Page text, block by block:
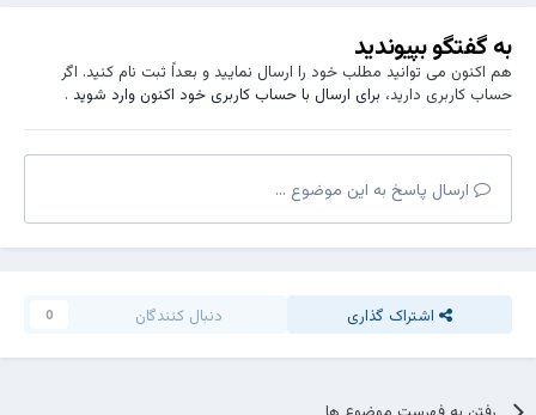
به گفتگو بپیوندید
هم اکنون می توانید مطلب خود را ارسال نمایید و بعداً ثبت نام کنید. اگر
حساب کاربری دارید، برای ارسال با حساب کاربری خود اکنون وارد شوید.
ارسال پاسخ به این موضوع ...
اشتراک گذاری دنبال کنندگان 0
رفتن به فهرست موضوع ها